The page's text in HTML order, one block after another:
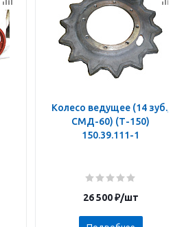
Колесо ведущее (14 зуб.,
СМД-60) (Т-150)
150.39.111-1
26 500₽/шт